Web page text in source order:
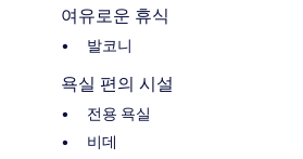
여유로운 휴식
발코니
욕실 편의 시설
전용 욕실
비데